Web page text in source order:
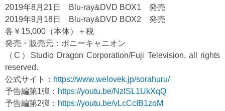
2019年8月21日 Blu-ray&DVD BOX1 発売
2019年9月18日 Blu-ray&DVD BOX2 発売
各￥15,000（本体）＋税
発売・販売元：ポニーキャニオン
（C）Studio Dragon Corporation/Fuji Television, all rights
reserved.
公式サイト： https://www.welovek.jp/sorahuru/
予告編第1弾： https://youtu.be/NzlSL1UkXqQ
予告編第2弾： https://youtu.be/vLcCcIB1zoM